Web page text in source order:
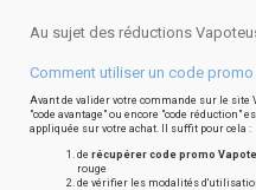
Au sujet des réductions
Comment utiliser un code
Avant de valider votre commande sur le site
"code avantage" ou encore "code réduction"
appliquée sur votre achat. Il suffit pour cela :
de récupérer code promo
rouge
de vérifier les modalités